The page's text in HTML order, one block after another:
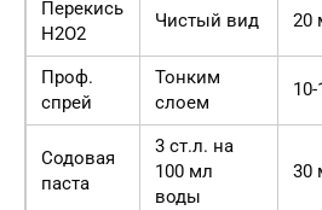
Перекись
H2O2
Чистый вид 20
Проф.
спрей
Тонким
слоем
Содовая
паста
3 ст.л. на
100 мл
воды
30